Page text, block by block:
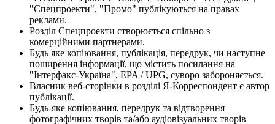
"Спецпроекти", "Промо" публікуються на правах
реклами.
Розділ Спецпроекти створюється спільно з
комерційними партнерами.
Будь яке копіювання, публікація, передрук, чи наступне
поширення інформації, що містить посилання на
"Інтерфакс-Україна", EPA / UPG, суворо забороняється.
Власник веб-сторінки в розділі Я-Корреспондент є автор
публікації.
Будь-яке копіювання, передрук та відтворення
фотографічних творів та/або аудіовізуальних творів